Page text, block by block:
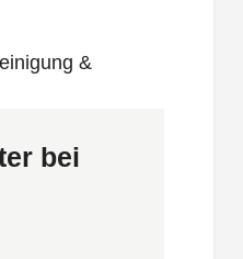
bei